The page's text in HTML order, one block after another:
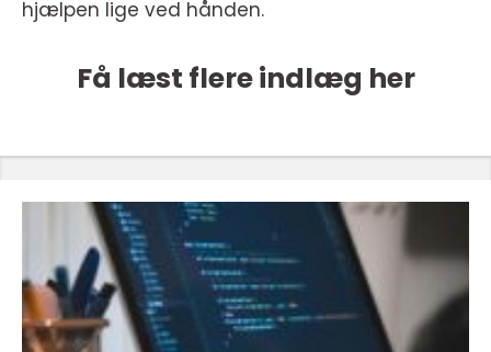
hjælpen lige ved hånden.
Få læst flere indlæg her